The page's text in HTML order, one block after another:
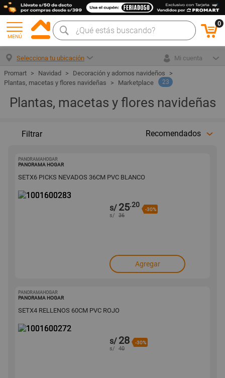
MENÚ
0
Selecciona tu ubicación
Mi cuenta
Navidad
Decoración y adornos navideños
Plantas, macetas y flores navideñas
Marketplace 23
Plantas, macetas y flores navideñas
Filtrar Recomendados
PANORAMAHOGAR
PANORAMA HOGAR
SETX6 PICKS NEVADOS 36CM PVC BLANCO
s/ 25.20
-30%
s/ 36
Agregar
PANORAMAHOGAR
PANORAMA HOGAR
SETX4 RELLENOS 60CM PVC ROJO
s/ 28 -30%
s/ 40